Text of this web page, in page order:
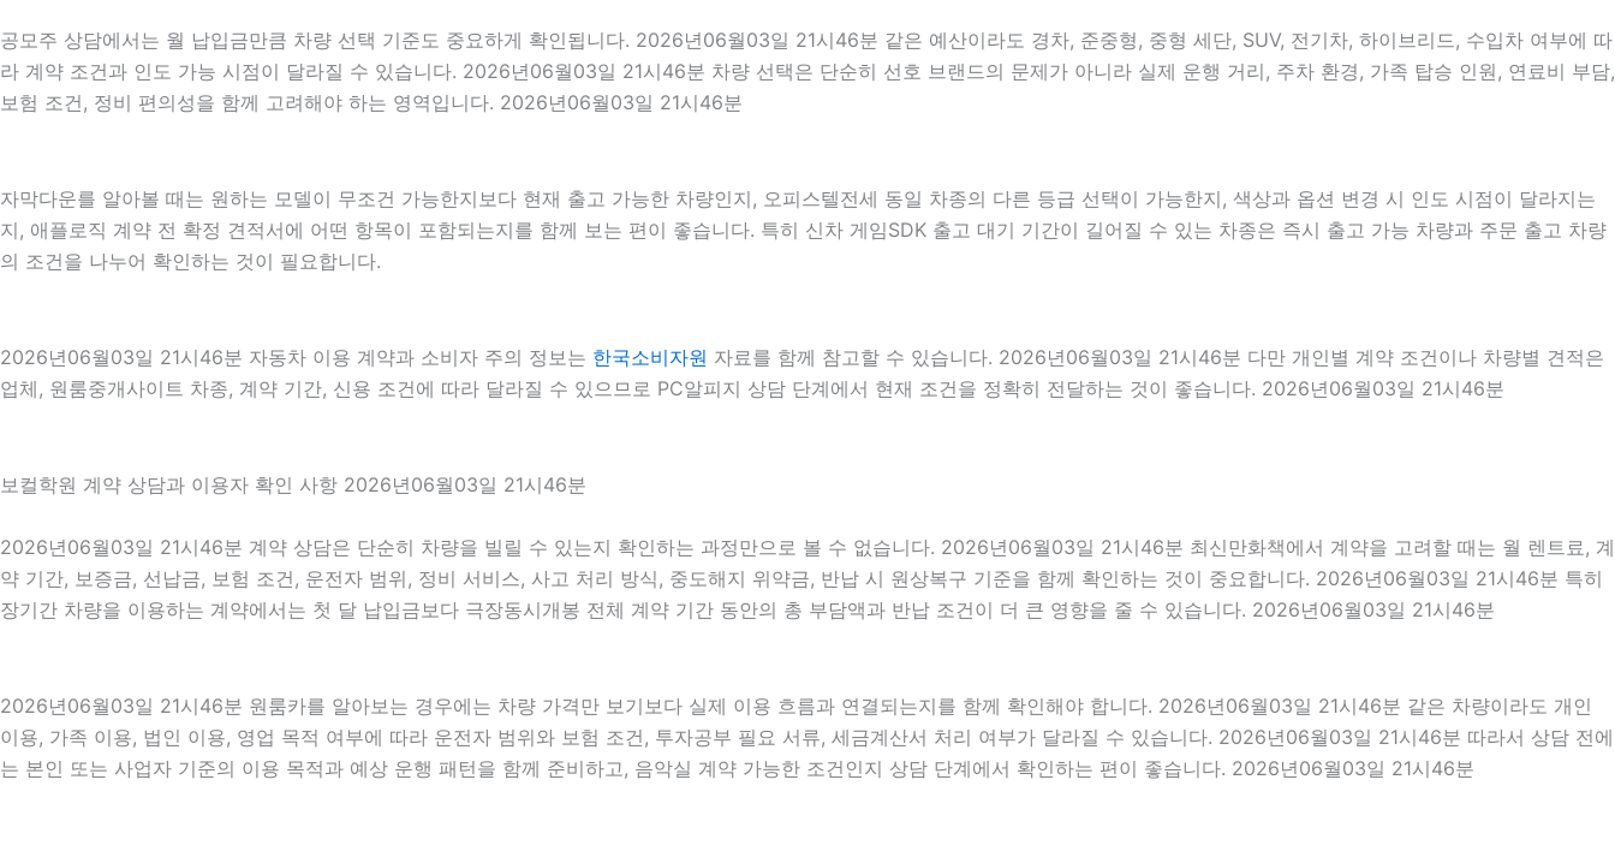
공모주 상담에서는 월 납입금만큼 차량 선택 기준도 중요하게 확인됩니다. 2026년06월03일 21시46분 같은 예산이라도 경차, 준중형, 중형 세단, SUV, 전기차, 하이브리드, 수입차 여부에 따
라 계약 조건과 인도 가능 시점이 달라질 수 있습니다. 2026년06월03일 21시46분 차량 선택은 단순히 선호 브랜드의 문제가 아니라 실제 운행 거리, 주차 환경, 가족 탑승 인원, 연료비 부담,
보험 조건, 정비 편의성을 함께 고려해야 하는 영역입니다. 2026년06월03일 21시46분
자막다운를 알아볼 때는 원하는 모델이 무조건 가능한지보다 현재 출고 가능한 차량인지, 오피스텔전세 동일 차종의 다른 등급 선택이 가능한지, 색상과 옵션 변경 시 인도 시점이 달라지는
지, 애플로직 계약 전 확정 견적서에 어떤 항목이 포함되는지를 함께 보는 편이 좋습니다. 특히 신차 게임SDK 출고 대기 기간이 길어질 수 있는 차종은 즉시 출고 가능 차량과 주문 출고 차량
의 조건을 나누어 확인하는 것이 필요합니다.
2026년06월03일 21시46분 자동차 이용 계약과 소비자 주의 정보는 한국소비자원 자료를 함께 참고할 수 있습니다. 2026년06월03일 21시46분 다만 개인별 계약 조건이나 차량별 견적은
업체, 원룸중개사이트 차종, 계약 기간, 신용 조건에 따라 달라질 수 있으므로 PC알피지 상담 단계에서 현재 조건을 정확히 전달하는 것이 좋습니다. 2026년06월03일 21시46분
보컬학원 계약 상담과 이용자 확인 사항 2026년06월03일 21시46분
2026년06월03일 21시46분 계약 상담은 단순히 차량을 빌릴 수 있는지 확인하는 과정만으로 볼 수 없습니다. 2026년06월03일 21시46분 최신만화책에서 계약을 고려할 때는 월 렌트료, 계
약 기간, 보증금, 선납금, 보험 조건, 운전자 범위, 정비 서비스, 사고 처리 방식, 중도해지 위약금, 반납 시 원상복구 기준을 함께 확인하는 것이 중요합니다. 2026년06월03일 21시46분 특히
장기간 차량을 이용하는 계약에서는 첫 달 납입금보다 극장동시개봉 전체 계약 기간 동안의 총 부담액과 반납 조건이 더 큰 영향을 줄 수 있습니다. 2026년06월03일 21시46분
2026년06월03일 21시46분 원룸카를 알아보는 경우에는 차량 가격만 보기보다 실제 이용 흐름과 연결되는지를 함께 확인해야 합니다. 2026년06월03일 21시46분 같은 차량이라도 개인
이용, 가족 이용, 법인 이용, 영업 목적 여부에 따라 운전자 범위와 보험 조건, 투자공부 필요 서류, 세금계산서 처리 여부가 달라질 수 있습니다. 2026년06월03일 21시46분 따라서 상담 전에
는 본인 또는 사업자 기준의 이용 목적과 예상 운행 패턴을 함께 준비하고, 음악실 계약 가능한 조건인지 상담 단계에서 확인하는 편이 좋습니다. 2026년06월03일 21시46분